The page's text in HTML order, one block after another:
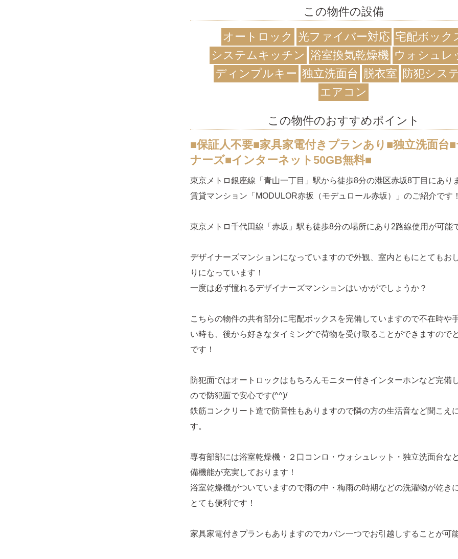
この物件の設備
オートロック
光ファイバー対応 宅配ボック
システムキッチン 浴室換気乾燥機 ウォシュレ
ディンプルキー 独立洗面台 脱衣室 防犯シス
エアコン
この物件のおすすめポイント
■保証人不要■家具家電付きプランあり■独立洗面台
ナーズ■インターネット50GB無料■
東京メトロ銀座線「青山一丁目」駅から徒歩8分の港区赤坂8丁目にあり
賃貸マンション「MODULOR赤坂（モデュロール赤坂）」のご紹介です
東京メトロ千代田線「赤坂」駅も徒歩8分の場所にあり2路線使用が可能
デザイナーズマンションになっていますので外観、室内ともにとてもお
りになっています！
一度は必ず憧れるデザイナーズマンションはいかがでしょうか？
こちらの物件の共有部分に宅配ボックスを完備していますので不在時や
い時も、後から好きなタイミングで荷物を受け取ることができますので
です！
防犯面ではオートロックはもちろんモニター付きインターホンなど完備
ので防犯面で安心です(^^)/
鉄筋コンクリート造で防音性もありますので隣の方の生活音など聞こえ
す。
専有部部には浴室乾燥機・２口コンロ・ウォシュレット・独立洗面台な
備機能が充実しております！
浴室乾燥機がついていますので雨の中・梅雨の時期などの洗濯物が乾き
とても便利です！
家具家電付きプランもありますのでカバン一つでお引越しすることが可